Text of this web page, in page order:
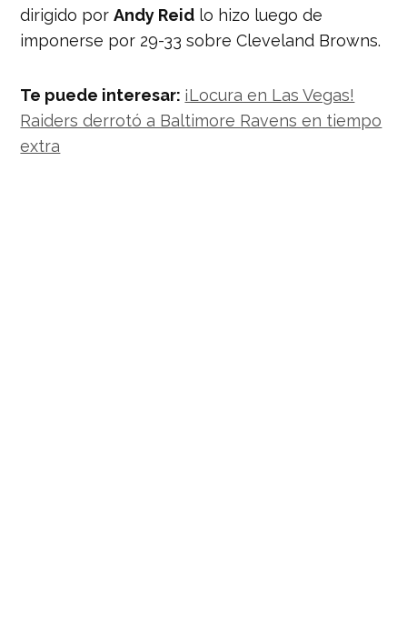
dirigido porAndy Reid lo hizo luego de
imponerse por 29-33 sobre Cleveland Browns.
Te puede interesar: ¡Locura en Las Vegas!
Raiders derrotó a Baltimore Ravens en tiempo
extra